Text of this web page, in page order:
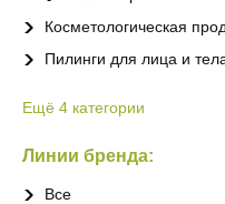
Косметологическая
Пилинги для лица и
Ещё 4 категории
Линии бренда:
Все